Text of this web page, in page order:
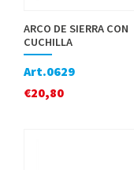
ARCO DE SIERRA CON
CUCHILLA
Art.0629
€20,80